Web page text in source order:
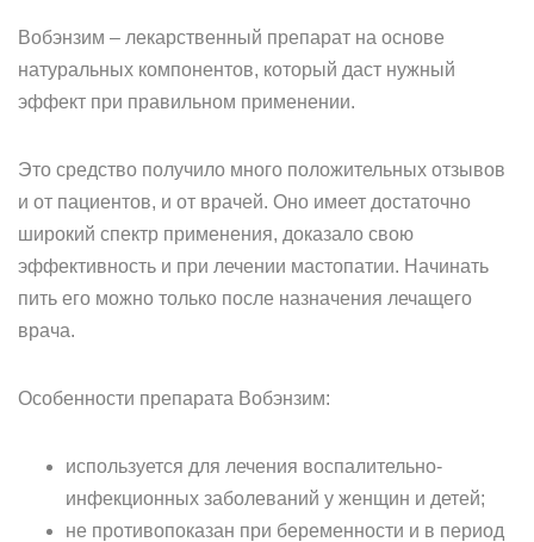
Вобэнзим – лекарственный препарат на основе
натуральных компонентов, который даст нужный
эффект при правильном применении.
Это средство получило много положительных отзывов
и от пациентов, и от врачей. Оно имеет достаточно
широкий спектр применения, доказало свою
эффективность и при лечении мастопатии. Начинать
пить его можно только после назначения лечащего
врача.
Особенности препарата Вобэнзим:
используется для лечения воспалительно-
инфекционных заболеваний у женщин и детей;
не противопоказан при беременности и в период